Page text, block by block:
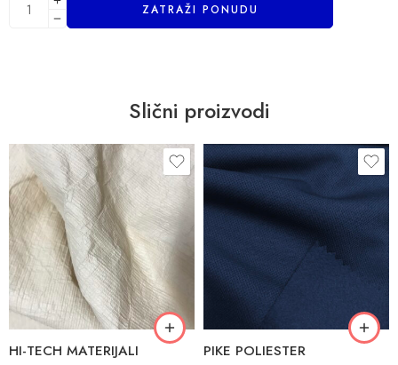
ZATRAŽI PONUDU
Slični proizvodi
HI-TECH MATERIJALI PIKE POLIESTER